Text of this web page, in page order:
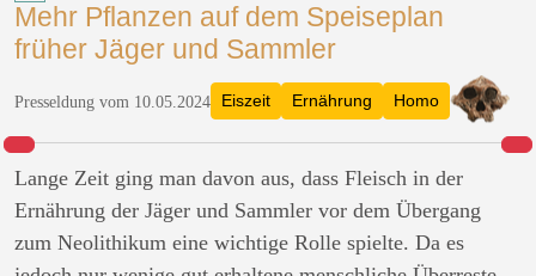
Mehr Pflanzen auf dem Speiseplan
früher Jäger und Sammler
Presseldung vom 10.05.2024 Eiszeit Ernährung Homo
Lange Zeit ging man davon aus, dass Fleisch in der
Ernährung der Jäger und Sammler vor dem Übergang
zum Neolithikum eine wichtige Rolle spielte. Da es